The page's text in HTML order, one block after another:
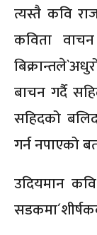
त्यस्तै कवि
कविता
बाचन गर्दै
सहिदको
गर्न नपाएको
उदियमान